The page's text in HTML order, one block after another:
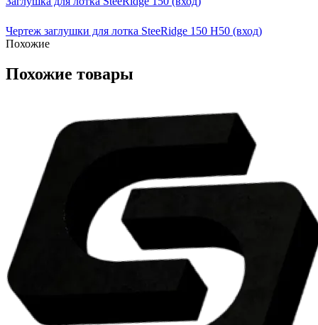
Чертеж заглушки для лотка SteeRidge 150 H50 (вход)
Похожие
Похожие товары